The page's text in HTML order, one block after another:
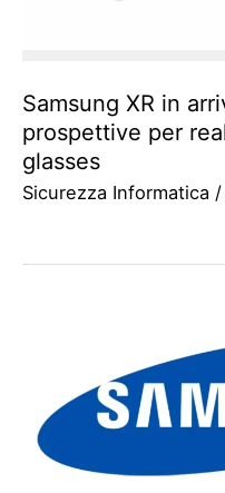
Samsung XR in
prospettive per
glasses
Sicurezza Informatica /